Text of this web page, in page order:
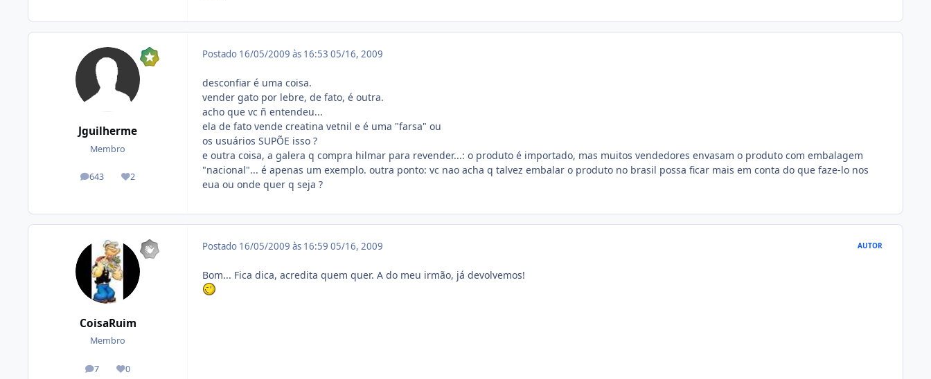
Jguilherme
Membro
643
posts 2
Reputação
Postado 16/05/2009 às 16:53 05/16, 2009
desconfiar é uma coisa.
vender gato por lebre, de fato, é outra.
acho que vc ñ entendeu...
ela de fato vende creatina vetnil e é uma "farsa" ou
os usuários SUPÕE isso ?
e outra coisa, a galera q compra hilmar para revender...: o produto é importado, mas muitos vendedores envasam o produto com embalagem
"nacional"... é apenas um exemplo. outra ponto: vc nao acha q talvez embalar o produto no brasil possa ficar mais em conta do que faze-lo nos
eua ou onde quer q seja ?
CoisaRuim
Membro
7
posts 0
Reputação
Postado 16/05/2009 às 16:59 05/16, 2009 AUTOR
Bom... Fica dica, acredita quem quer. A do meu irmão, já devolvemos!